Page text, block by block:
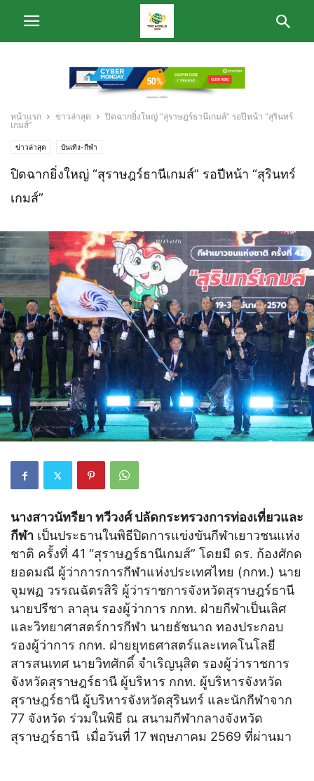
หน้าแรก ข่าวล่าสุด
ปิดฉากยิ่งใหญ่ “สุราษฎร์ธานีเกมส์” รอปีหน้า “สุรินทร์
เกมส์”
ข่าวล่าสุด บันเทิง-กีฬา
ปิดฉากยิ่งใหญ่ “สุราษฎร์ธานีเกมส์” รอปีหน้า “สุรินทร์
เกมส์”
นางสาวนัทรียา ทวีวงศ์ ปลัดกระทรวงการท่องเที่ยวและ
กีฬา เป็นประธานในพิธีปิดการแข่งขันกีฬาเยาวชนแห่ง
ชาติ ครั้งที่ 41 “สุราษฎร์ธานีเกมส์” โดยมี ดร. ก้องศักด
ยอดมณี ผู้ว่าการการกีฬาแห่งประเทศไทย (กกท.) นาย
จุมพฏ วรรณฉัตรสิริ ผู้ว่าราชการจังหวัดสุราษฎร์ธานี
นายปรีชา ลาลุน รองผู้ว่าการ กกท. ฝ่ายกีฬาเป็นเลิศ
และวิทยาศาสตร์การกีฬา นายธัชนาถ ทองประกอบ
รองผู้ว่าการ กกท. ฝ่ายยุทธศาสตร์และเทคโนโลยี
สารสนเทศ นายวิทศักดิ์ จำเริญนุสิต รองผู้ว่าราชการ
จังหวัดสุราษฎร์ธานี ผู้บริหาร กกท. ผู้บริหารจังหวัด
สุราษฎร์ธานี ผู้บริหารจังหวัดสุรินทร์ และนักกีฬาจาก
77 จังหวัด ร่วมในพิธี ณ สนามกีฬากลางจังหวัด
สุราษฎร์ธานี เมื่อวันที่ 17 พฤษภาคม 2569 ที่ผ่านมา